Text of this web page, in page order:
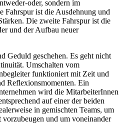
oder, sondern im
Fahrspur ist die Ausdehnung und
Die zweite Fahrspur ist die
und der Aufbau neuer
Geduld geschehen. Es geht nicht
Umschalten vom
funktioniert mit Zeit und
Reflexionsmomenten. Ein
wird die MitarbeiterInnen
auf einer der beiden
in gemischten Teams, um
und um voneinander